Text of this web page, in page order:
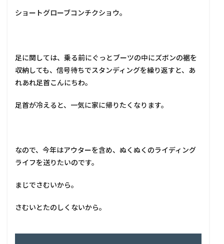
ショートグローブコンチクショウ。
足に関しては、乗る前にぐっとブーツの中にズボンの裾を
収納しても、信号待ちでスタンディングを繰り返すと、あ
れあれ足首こんにちわ。
足首が冷えると、一気に家に帰りたくなります。
なので、今年はアウターを含め、ぬくぬくのライディング
ライフを送りたいのです。
まじでさむいから。
さむいとたのしくないから。